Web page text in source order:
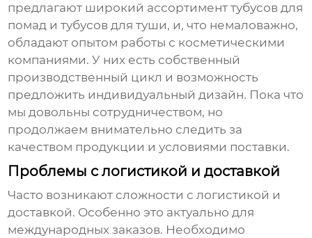
предлагают широкий ассортименттубусов для
помад итубусов для туши, и, что немаловажно,
обладают опытом работы с косметическими
компаниями. У них есть собственный
производственный цикл и возможность
предложить индивидуальный дизайн. Пока что
мы довольны сотрудничеством, но
продолжаем внимательно следить за
качеством продукции и условиями поставки.
Проблемы с логистикой и доставкой
Часто возникают сложности с логистикой и
доставкой. Особенно это актуально для
международных заказов. Необходимо